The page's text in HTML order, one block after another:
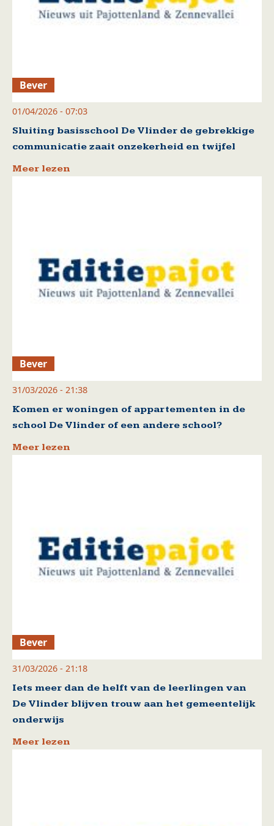
Bever
01/04/2026 - 07:03
Sluiting basisschool De Vlinder de gebrekkige
communicatie zaait onzekerheid en twijfel
Meer lezen
Bever
31/03/2026 - 21:38
Komen er woningen of appartementen in de
school De Vlinder of een andere school?
Meer lezen
Bever
31/03/2026 - 21:18
Iets meer dan de helft van de leerlingen van
De Vlinder blijven trouw aan het gemeentelijk
onderwijs
Meer lezen